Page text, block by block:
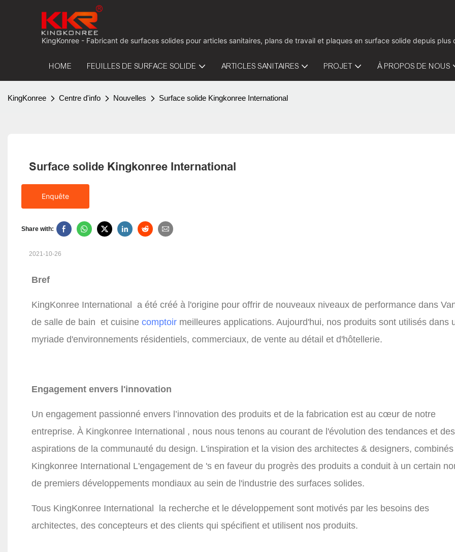
KingKonree - Fabricant de surfaces solides pour articles sanitaires, plans de travail et plaques en surface solide depuis
HOME FEUILLES DE SURFACE SOLIDE ARTICLES SANITAIRES PROJET À PROPOS DE NOUS
KingKonree Centre d'info Nouvelles Surface solide Kingkonree International
Surface solide Kingkonree International
Enquête
Share with:
2021-10-26
Bref
KingKonree International a été créé à l'origine pour offrir de nouveaux niveaux de performance dans
de salle de bain et cuisine comptoir meilleures applications. Aujourd'hui, nos produits sont utilisés dans
myriade d'environnements résidentiels, commerciaux, de vente au détail et d'hôtellerie.
Engagement envers l'innovation
Un engagement passionné envers l’innovation des produits et de la fabrication est au cœur de notre
entreprise. À Kingkonree International , nous nous tenons au courant de l'évolution des tendances et des
aspirations de la communauté du design. L'inspiration et la vision des architectes & designers,
Kingkonree International L'engagement de 's en faveur du progrès des produits a conduit à un certain
de premiers développements mondiaux au sein de l'industrie des surfaces solides.
Tous KingKonree International la recherche et le développement sont motivés par les besoins des
architectes, des concepteurs et des clients qui spécifient et utilisent nos produits.